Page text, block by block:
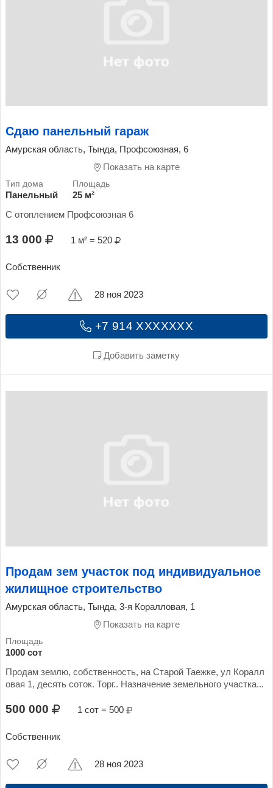
Сдаю панельный гараж
Амурская область, Тында, Профсоюзная, 6
Показать на карте
Панельный
25 м²
С отоплением Профсоюзная 6
13 000 1 м² = 520
Собственник
+7 914 XXXXXXX
Добавить заметку
28 ноя 2023
Продам зем участок под индивидуальное
жилищное строительство
Амурская область, Тында, 3-я Коралловая, 1
Показать на карте
1000 сот
Продам землю, собственность, на Старой Таежке, ул Коралл
овая 1, десять соток. Торг.. Назначение земельного участка...
500 000 1 сот = 500
Собственник
28 ноя 2023